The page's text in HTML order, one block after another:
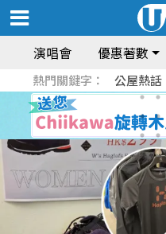
演唱會 優惠著數
熱門關鍵字： 公屋熱話